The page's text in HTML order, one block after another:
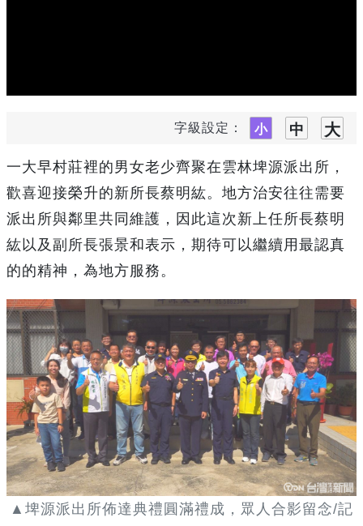
字級設定：
一大早村莊裡的男女老少齊聚在雲林埤源派出所，
歡喜迎接榮升的新所長蔡明紘。地方治安往往需要
派出所與鄰里共同維護，因此這次新上任所長蔡明
紘以及副所長張景和表示，期待可以繼續用最認真
的的精神，為地方服務。
▲埤源派出所佈達典禮圓滿禮成，眾人合影留念/記